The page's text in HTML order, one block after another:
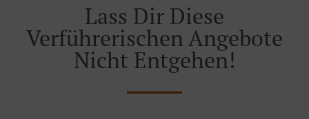
Lass Dir Diese
Verführerischen Angebote
Nicht Entgehen!